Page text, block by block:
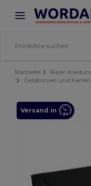
× Wordans App
Bessere Preise in
Startseite Basic
Geldbörsen und
Versand in